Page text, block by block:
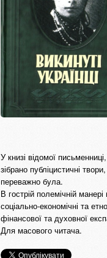
У книзі відомої
зібрано публіцистичні
переважно була.
В гострій полемічній
соціально-економічні та
фінансової та духовної
Для масового читача.